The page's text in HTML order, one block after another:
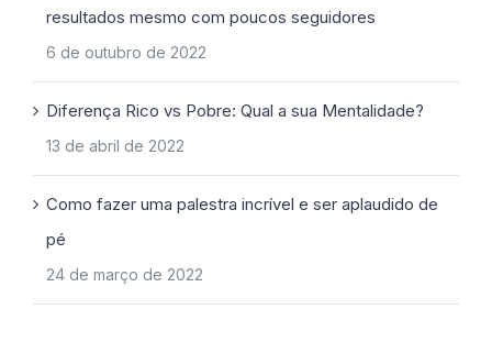
resultados mesmo com poucos seguidores
6 de outubro de 2022
Diferença Rico vs Pobre: Qual a sua Mentalidade?
13 de abril de 2022
Como fazer uma palestra incrível e ser aplaudido de
pé
24 de março de 2022